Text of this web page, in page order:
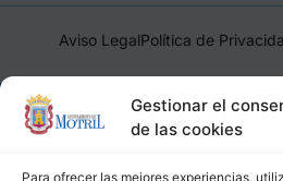
Gestionar el
de las cookies
Para ofrecer las mejores experiencias,
Aviso LegalPolítica de
Ayuntamiento de Motril, Plaza de
(Granada), CIF: P1814200J,